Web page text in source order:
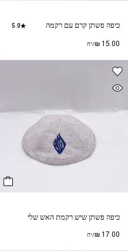
כיפה פשתן קרם עם רקמה 5.0
₪ 15.00 /יח
כיפה פשתן שיש רקמת האש שלי
₪ 17.00 /יח